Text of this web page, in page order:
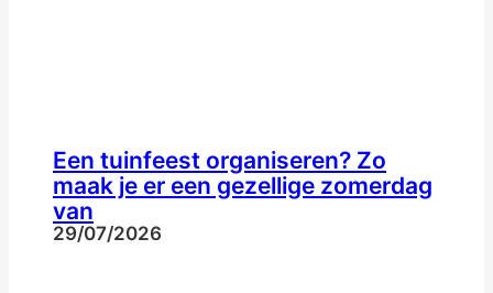
Een tuinfeest organiseren? Zo
maak je er een gezellige zomerdag
van
29/07/2026